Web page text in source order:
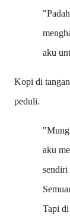
aku
Kopi di
peduli.
aku
sendiri
Tapi di